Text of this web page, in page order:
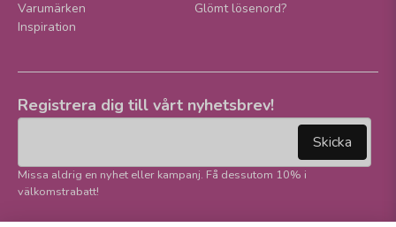
Varumärken
Inspiration
Glömt lösenord?
Registrera dig till vårt nyhetsbrev!
Skicka
Missa aldrig en nyhet eller kampanj. Få dessutom 10% i
välkomstrabatt!